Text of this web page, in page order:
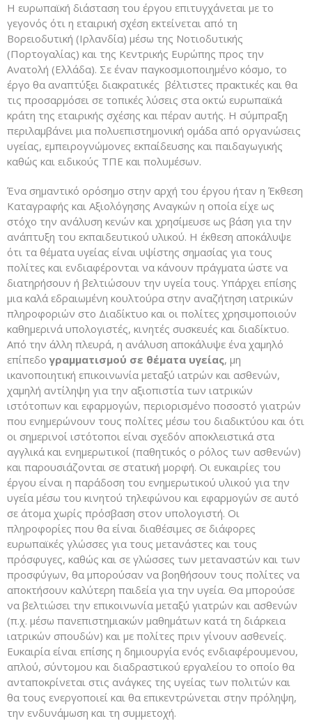
Η ευρωπαϊκή διάσταση του έργου επιτυγχάνεται με το
γεγονός ότι η εταιρική σχέση εκτείνεται από τη
Βορειοδυτική (Ιρλανδία) μέσω της Νοτιοδυτικής
(Πορτογαλίας) και της Κεντρικής Ευρώπης προς την
Ανατολή (Ελλάδα). Σε έναν παγκοσμιοποιημένο κόσμο, το
έργο θα αναπτύξει διακρατικές βέλτιστες πρακτικές και θα
τις προσαρμόσει σε τοπικές λύσεις στα οκτώ ευρωπαϊκά
κράτη της εταιρικής σχέσης και πέραν αυτής. Η σύμπραξη
περιλαμβάνει μια πολυεπιστημονική ομάδα από οργανώσεις
υγείας, εμπειρογνώμονες εκπαίδευσης και παιδαγωγικής
καθώς και ειδικούς ΤΠΕ και πολυμέσων.
Ένα σημαντικό ορόσημο στην αρχή του έργου ήταν η Έκθεση
Καταγραφής και Αξιολόγησης Αναγκών η οποία είχε ως
στόχο την ανάλυση κενών και χρησίμευσε ως βάση για την
ανάπτυξη του εκπαιδευτικού υλικού. Η έκθεση αποκάλυψε
ότι τα θέματα υγείας είναι υψίστης σημασίας για τους
πολίτες και ενδιαφέρονται να κάνουν πράγματα ώστε να
διατηρήσουν ή βελτιώσουν την υγεία τους. Υπάρχει επίσης
μια καλά εδραιωμένη κουλτούρα στην αναζήτηση ιατρικών
πληροφοριών στο Διαδίκτυο και οι πολίτες χρησιμοποιούν
καθημερινά υπολογιστές, κινητές συσκευές και διαδίκτυο.
Από την άλλη πλευρά, η ανάλυση αποκάλυψε ένα χαμηλό
επίπεδο γραμματισμού σε θέματα υγείας, μη
ικανοποιητική επικοινωνία μεταξύ ιατρών και ασθενών,
χαμηλή αντίληψη για την αξιοπιστία των ιατρικών
ιστότοπων και εφαρμογών, περιορισμένο ποσοστό γιατρών
που ενημερώνουν τους πολίτες μέσω του διαδικτύου και ότι
οι σημερινοί ιστότοποι είναι σχεδόν αποκλειστικά στα
αγγλικά και ενημερωτικοί (παθητικός ο ρόλος των ασθενών)
και παρουσιάζονται σε στατική μορφή. Οι ευκαιρίες του
έργου είναι η παράδοση του ενημερωτικού υλικού για την
υγεία μέσω του κινητού τηλεφώνου και εφαρμογών σε αυτό
σε άτομα χωρίς πρόσβαση στον υπολογιστή. Οι
πληροφορίες που θα είναι διαθέσιμες σε διάφορες
ευρωπαϊκές γλώσσες για τους μετανάστες και τους
πρόσφυγες, καθώς και σε γλώσσες των μεταναστών και των
προσφύγων, θα μπορούσαν να βοηθήσουν τους πολίτες να
αποκτήσουν καλύτερη παιδεία για την υγεία. Θα μπορούσε
να βελτιώσει την επικοινωνία μεταξύ γιατρών και ασθενών
(π.χ. μέσω πανεπιστημιακών μαθημάτων κατά τη διάρκεια
ιατρικών σπουδών) και με πολίτες πριν γίνουν ασθενείς.
Ευκαιρία είναι επίσης η δημιουργία ενός ενδιαφέρουμενου,
απλού, σύντομου και διαδραστικού εργαλείου το οποίο θα
ανταποκρίνεται στις ανάγκες της υγείας των πολιτών και
θα τους ενεργοποιεί και θα επικεντρώνεται στην πρόληψη,
την ενδυνάμωση και τη συμμετοχή.